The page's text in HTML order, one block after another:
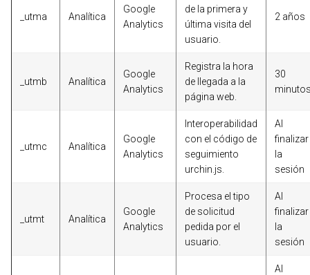
_utma Analítica
Google
Analytics
de la primera y
última visita del
usuario.
2 años
_utmb Analítica
Google
Analytics
Registra la hora
de llegada a la
página web.
30
_utmc Analítica
Google
Analytics
Interoperabilidad
con el código de
seguimiento
urchin.js.
Al
finalizar
la
sesión
_utmt Analítica
Google
Analytics
Procesa el tipo
de solicitud
pedida por el
usuario.
Al
finalizar
la
sesión
Al